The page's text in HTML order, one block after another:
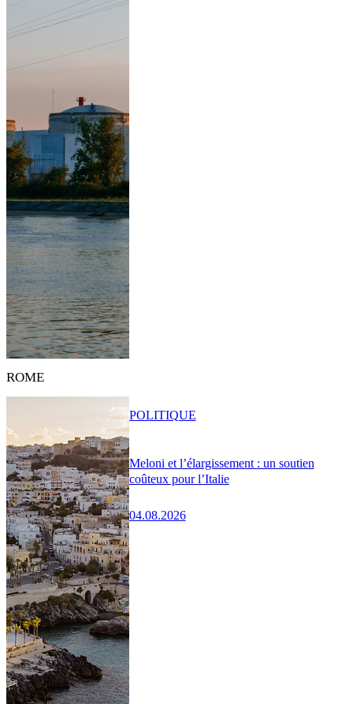
ROME
Meloni et l’élargissement : un soutien
coûteux pour l’Italie
04.08.2026
POLITIQUE